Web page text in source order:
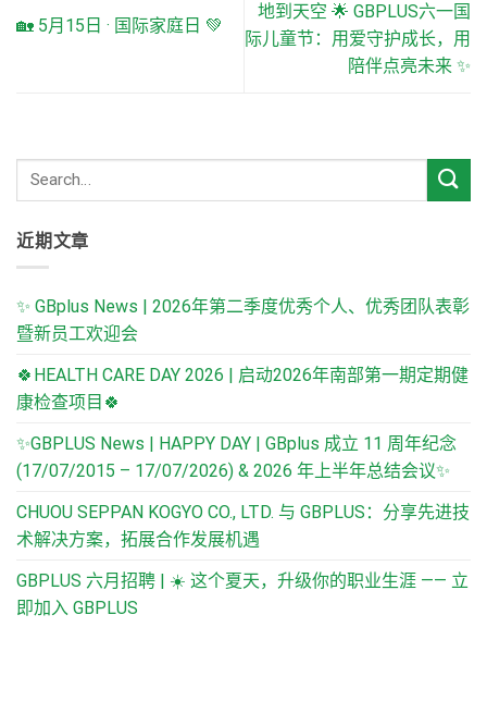
🏡 5月15日 · 国际家庭日 💚
地到天空 🌟 GBPLUS六一国
际儿童节：用爱守护成长，用
陪伴点亮未来 ✨
近期文章
✨ GBplus News | 2026年第二季度优秀个人、优秀团队表彰
暨新员工欢迎会
🍀HEALTH CARE DAY 2026 | 启动2026年南部第一期定期健
康检查项目🍀
✨GBPLUS News | HAPPY DAY | GBplus 成立 11 周年纪念
(17/07/2015 – 17/07/2026) & 2026 年上半年总结会议✨
CHUOU SEPPAN KOGYO CO., LTD. 与 GBPLUS：分享先进技
术解决方案，拓展合作发展机遇
GBPLUS 六月招聘 | ☀️ 这个夏天，升级你的职业生涯 —— 立
即加入 GBPLUS